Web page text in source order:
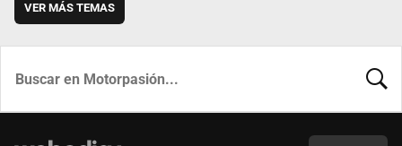
VER MÁS TEMAS